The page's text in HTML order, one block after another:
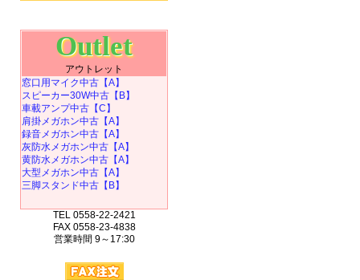
Outlet
アウトレット
窓口用マイク中古【A】
スピーカー30W中古【B】
車載アンプ中古【C】
肩掛メガホン中古【A】
録音メガホン中古【A】
灰防水メガホン中古【A】
黄防水メガホン中古【A】
大型メガホン中古【A】
三脚スタンド中古【B】
TEL 0558-22-2421
FAX 0558-23-4838
営業時間 9～17:30